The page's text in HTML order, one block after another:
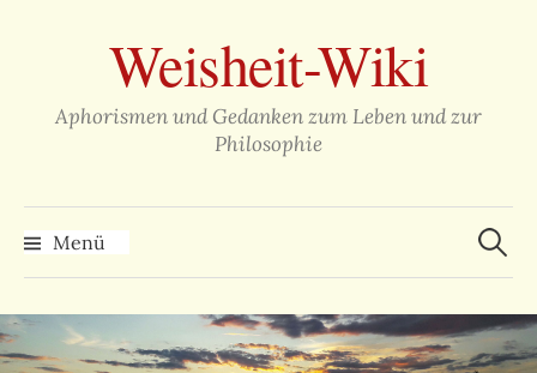
überspringenWeisheit-Wiki
Aphorismen und Gedanken zum Leben und zur
Philosophie
Menü
Suchen
nach: